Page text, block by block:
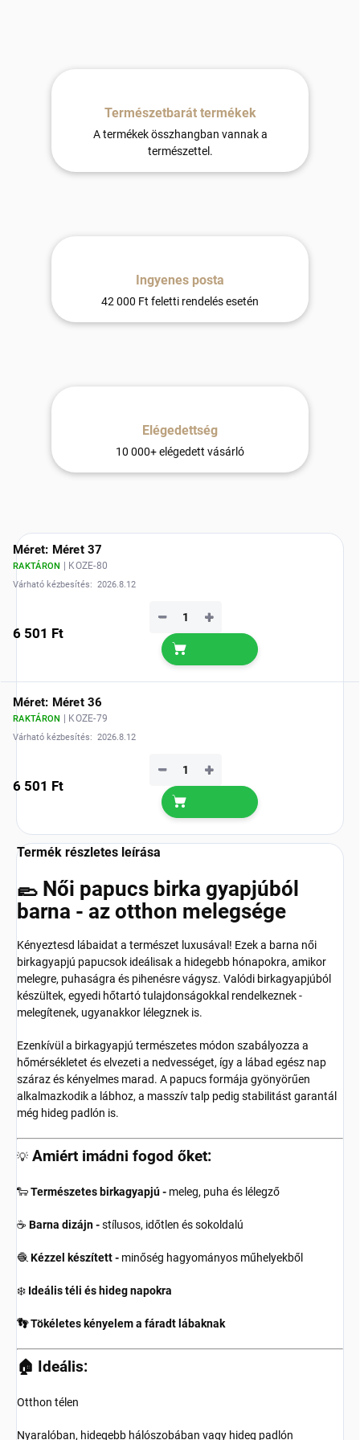
Természetbarát termékek
A termékek összhangban vannak a
természettel.
Ingyenes posta
42 000 Ft feletti rendelés esetén
Elégedettség
10 000+ elégedett vásárló
Méret: Méret 37
RAKTÁRON | KOZE-80
Várható kézbesítés: 2026.8.12
6 501 Ft
+
−
Méret: Méret 36
RAKTÁRON | KOZE-79
Várható kézbesítés: 2026.8.12
6 501 Ft
+
−
Termék részletes leírása
🥿 Női papucs birka gyapjúból
barna - az otthon melegsége
Kényeztesd lábaidat a természet luxusával! Ezek a barna női
birkagyapjú papucsok ideálisak a hidegebb hónapokra, amikor
melegre, puhaságra és pihenésre vágysz. Valódi birkagyapjúból
készültek, egyedi hőtartó tulajdonságokkal rendelkeznek -
melegítenek, ugyanakkor lélegznek is.
Ezenkívül a birkagyapjú természetes módon szabályozza a
hőmérsékletet és elvezeti a nedvességet, így a lábad egész nap
száraz és kényelmes marad. A papucs formája gyönyörűen
alkalmazkodik a lábhoz, a masszív talp pedig stabilitást garantál
még hideg padlón is.
💡 Amiért imádni fogod őket:
🐑Természetes birkagyapjú - meleg, puha és lélegző
☕ Barna dizájn -stílusos, időtlen és sokoldalú
🧶 Kézzel készített - minőség hagyományos műhelyekből
❄️ Ideális téli és hideg napokra
👣 Tökéletes kényelem a fáradt lábaknak
🏠 Ideális:
Otthon télen
Nyaralóban, hidegebb hálószobában vagy hideg padlón